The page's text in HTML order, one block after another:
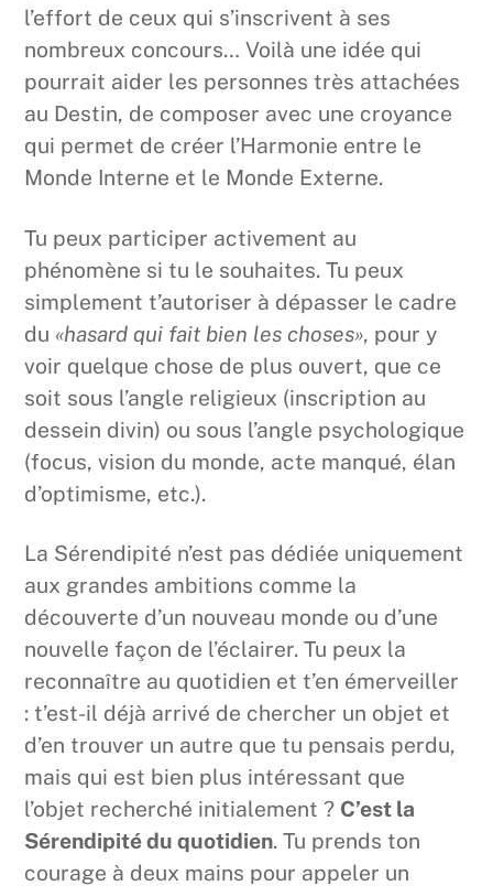
l’effort de ceux qui s’inscrivent à ses
nombreux concours… Voilà une idée qui
pourrait aider les personnes très attachées
au Destin, de composer avec une croyance
qui permet de créer l’Harmonie entre le
Monde Interne et le Monde Externe.
Tu peux participer activement au
phénomène si tu le souhaites. Tu peux
simplement t’autoriser à dépasser le cadre
du «hasard qui fait bien les choses», pour y
voir quelque chose de plus ouvert, que ce
soit sous l’angle religieux (inscription au
dessein divin) ou sous l’angle psychologique
(focus, vision du monde, acte manqué, élan
d’optimisme, etc.).
La Sérendipité n’est pas dédiée uniquement
aux grandes ambitions comme la
découverte d’un nouveau monde ou d’une
nouvelle façon de l’éclairer. Tu peux la
reconnaître au quotidien et t’en émerveiller
: t’est-il déjà arrivé de chercher un objet et
d’en trouver un autre que tu pensais perdu,
mais qui est bien plus intéressant que
l’objet recherché initialement ? C’est la
Sérendipité du quotidien. Tu prends ton
courage à deux mains pour appeler un